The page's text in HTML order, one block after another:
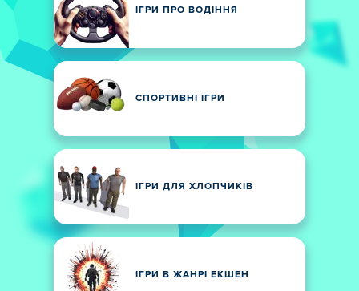
ІГРИ ПРО ВОДІННЯ
СПОРТИВНІ ІГРИ
ІГРИ ДЛЯ ХЛОПЧИКІВ
ІГРИ В ЖАНРІ ЕКШЕН